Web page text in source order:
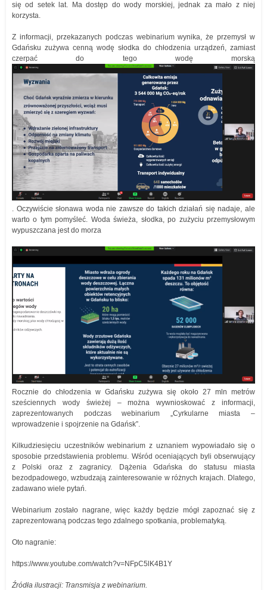
się od setek lat. Ma dostęp do wody morskiej, jednak za mało z niej
korzysta.
Z informacji, przekazanych podczas webinarium wynika, że przemysł w
Gdańsku zużywa cenną wodę słodka do chłodzenia urządzeń, zamiast
czerpać do tego wodę morską
. Oczywiście słonawa woda nie zawsze do takich działań się nadaje, ale
warto o tym pomyśleć. Woda świeża, słodka, po zużyciu przemysłowym
wypuszczana jest do morza
Rocznie do chłodzenia w Gdańsku zużywa się około 27 mln metrów
sześciennych wody świeżej – można wywnioskować z informacji,
zaprezentowanych podczas webinarium „Cyrkularne miasta –
wprowadzenie i spojrzenie na Gdańsk”.
Kilkudziesięciu uczestników webinarium z uznaniem wypowiadało się o
sposobie przedstawienia problemu. Wśród oceniających byli obserwujący
z Polski oraz z zagranicy. Dążenia Gdańska do statusu miasta
bezodpadowego, wzbudzają zainteresowanie w różnych krajach. Dlatego,
zadawano wiele pytań.
Webinarium zostało nagrane, więc każdy będzie mógł zapoznać się z
zaprezentowaną podczas tego zdalnego spotkania, problematyką.
Oto nagranie:
https://www.youtube.com/watch?v=NFpC5lK4B1Y
Źródła ilustracji: Transmisja z webinarium.